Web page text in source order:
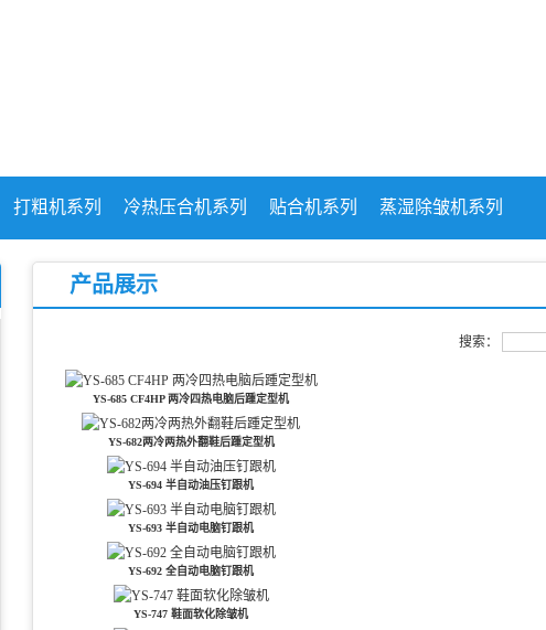
打粗机系列 冷热压合机系列 贴合机系列 蒸湿除皱机系列
产品展示
搜索：
YS-685 CF4HP 两冷四热电脑后踵定型机
YS-682两冷两热外翻鞋后踵定型机
YS-694 半自动油压钉跟机
YS-693 半自动电脑钉跟机
YS-692 全自动电脑钉跟机
YS-747 鞋面软化除皱机